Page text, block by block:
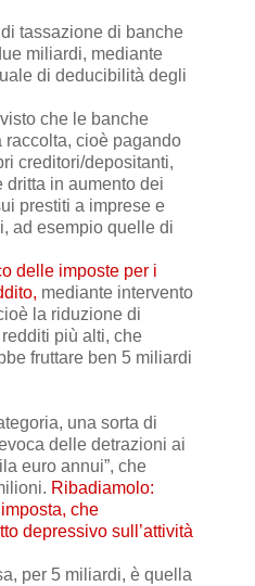
tassazione di banche
miliardi, mediante
di deducibilità degli
che le banche
raccolta, cioè pagando
creditori/depositanti,
dritta in aumento dei
prestiti a imprese e
ad esempio quelle di
delle imposte per i
mediante intervento
la riduzione di
più alti, che
fruttare ben 5 miliardi
una sorta di
delle detrazioni ai
euro annui”, che
Ribadiamolo:
che
depressivo sull’attività
per 5 miliardi, è quella